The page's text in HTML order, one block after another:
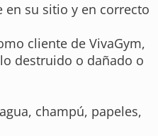
en su sitio y en correcto
cliente de VivaGym,
destruido o dañado o
champú, papeles,